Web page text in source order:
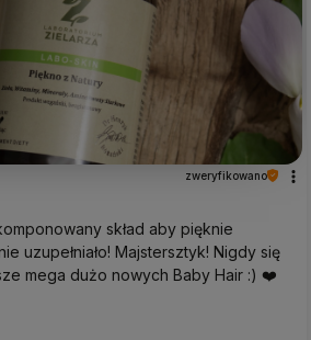
zweryfikowano
skład aby pięknie
uzupełniało! Majstersztyk! Nigdy się
mega dużo nowych Baby Hair :) ❤️